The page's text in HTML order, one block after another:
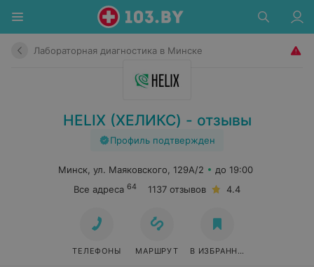
Лабораторная диагностика в Минске
HELIX (ХЕЛИКС) - отзывы
Профиль подтвержден
Минск, ул. Маяковского, 129А/2
до 19:00
Все адреса 64 1137 отзывов 4.4
ТЕЛЕФОНЫ МАРШРУТ В ИЗБРАННОЕ